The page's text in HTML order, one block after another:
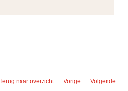
Terug naar overzicht Vorige Volgende